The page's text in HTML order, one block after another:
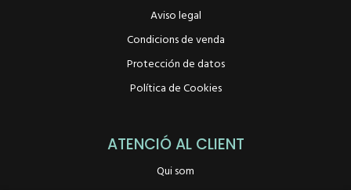
Aviso legal
Condicions de venda
Protección de datos
Política de Cookies
ATENCIÓ AL CLIENT
Qui som